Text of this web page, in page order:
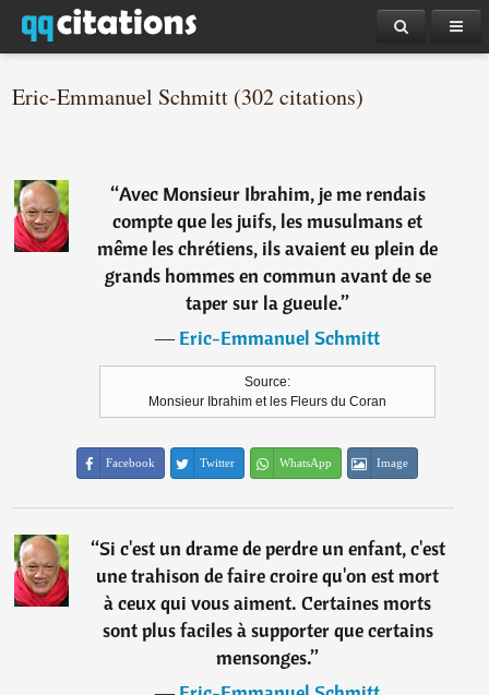
Eric-Emmanuel Schmitt (302 citations)
“Avec Monsieur Ibrahim, je me rendais
compte que les juifs, les musulmans et
même les chrétiens, ils avaient eu plein de
grands hommes en commun avant de se
taper sur la gueule.”
―Eric-Emmanuel Schmitt
Source:
Monsieur Ibrahim et les Fleurs du Coran
Facebook Twitter WhatsApp Image
“Si c'est un drame de perdre un enfant, c'est
une trahison de faire croire qu'on est mort
à ceux qui vous aiment. Certaines morts
sont plus faciles à supporter que certains
mensonges.”